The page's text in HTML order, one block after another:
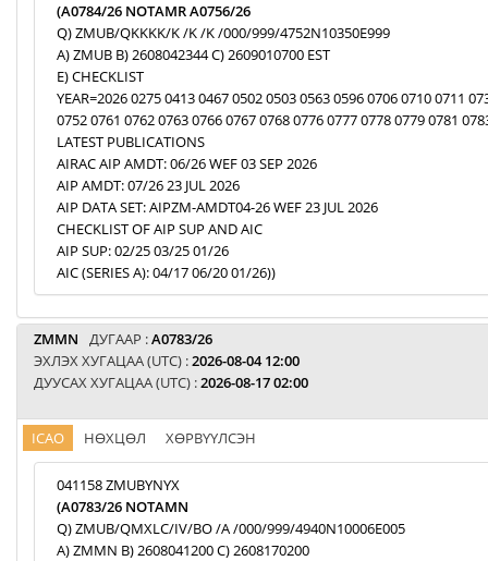
(A0784/26 NOTAMR A0756/26
Q) ZMUB/QKKKK/K /K /K /000/999/4752N10350E999
A) ZMUB B) 2608042344 C) 2609010700 EST
E) CHECKLIST
YEAR=2026 0275 0413 0467 0502 0503 0563 0596 0706 0710 0711
0752 0761 0762 0763 0766 0767 0768 0776 0777 0778 0779 0781
LATEST PUBLICATIONS
AIRAC AIP AMDT: 06/26 WEF 03 SEP 2026
AIP AMDT: 07/26 23 JUL 2026
AIP DATA SET: AIPZM-AMDT04-26 WEF 23 JUL 2026
CHECKLIST OF AIP SUP AND AIC
AIP SUP: 02/25 03/25 01/26
AIC (SERIES A): 04/17 06/20 01/26))
ZMMN ДУГААР :A0783/26
ЭХЛЭХ ХУГАЦАА (UTC) :2026-08-04 12:00
ДУУСАХ ХУГАЦАА (UTC) :2026-08-17 02:00
ICAO НӨХЦӨЛ ХӨРВҮҮЛСЭН
041158 ZMUBYNYX
(A0783/26 NOTAMN
Q) ZMUB/QMXLC/IV/BO /A /000/999/4940N10006E005
A) ZMMN B) 2608041200 C) 2608170200